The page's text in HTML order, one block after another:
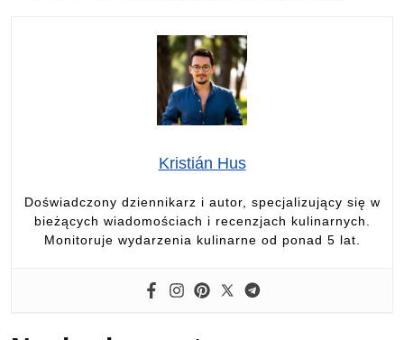
Kristián Hus
Doświadczony dziennikarz i autor, specjalizujący się w
bieżących wiadomościach i recenzjach kulinarnych.
Monitoruje wydarzenia kulinarne od ponad 5 lat.